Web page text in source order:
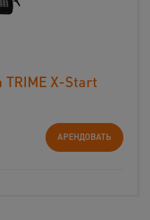
TRIME X-Start
АРЕНДОВАТЬ